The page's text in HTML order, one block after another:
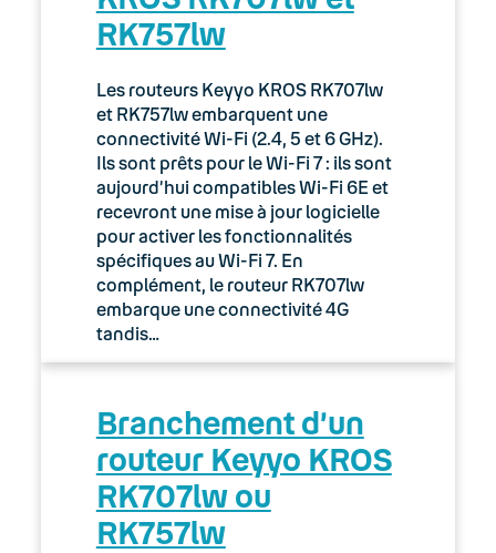
03. Accès Internet
04. Téléphonie fixe
05. Téléphonie Mobile
06. Cybersécurité
Keyyo Connect
Keyyo Visio
RK757lw
Les routeurs Keyyo KROS RK707lw
et RK757lw embarquent une
connectivité Wi-Fi (2.4, 5 et 6 GHz).
Ils sont prêts pour le Wi-Fi 7 : ils sont
aujourd’hui compatibles Wi-Fi 6E et
recevront une mise à jour logicielle
pour activer les fonctionnalités
spécifiques au Wi-Fi 7. En
complément, le routeur RK707lw
embarque une connectivité 4G
tandis…
Branchement d’un
routeur Keyyo KROS
RK707lw ou
RK757lw